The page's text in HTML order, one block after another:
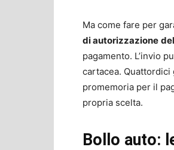
Ma come fare per
di autorizzazione
pagamento. L’invio
cartacea. Quattordici
promemoria per il
propria scelta.
Bollo auto: